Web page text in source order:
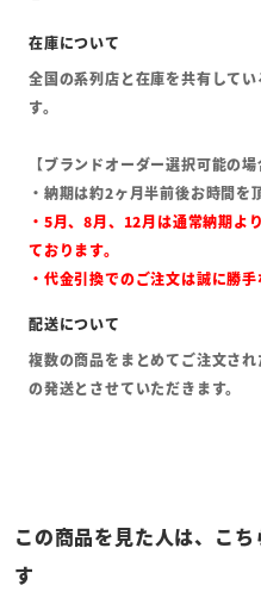
全国の系列店と在庫を共有して
す。
【ブランドオーダー選択可能の場
・納期は約2ヶ月半前後お時間を
・5月、8月、12月は通常納期よ
ております。
・代金引換でのご注文は誠に勝
複数の商品をまとめてご注文さ
の発送とさせていただきます。
この商品を見た人は、こ
す